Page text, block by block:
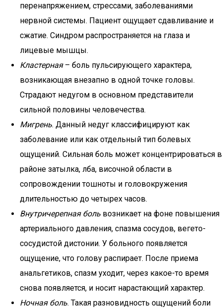
перенапряжением, стрессами, заболеваниями
нервной системы. Пациент ощущает сдавливание и
сжатие. Синдром распространяется на глаза и
лицевые мышцы.
Кластерная– боль пульсирующего характера,
возникающая внезапно в одной точке головы.
Страдают недугом в основном представители
сильной половины человечества.
Мигрень. Данный недуг классифицируют как
заболевание или как отдельный тип болевых
ощущений. Сильная боль может концентрироваться в
районе затылка, лба, височной области в
сопровождении тошноты и головокружения
длительностью до четырех часов.
Внутричерепная боль возникает на фоне повышения
артериального давления, спазма сосудов, вегето-
сосудистой дистонии. У больного появляется
ощущение, что голову распирает. После приема
анальгетиков, спазм уходит, через какое-то время
снова появляется, и носит нарастающий характер.
Ночная боль. Такая разновидность ощущений боли